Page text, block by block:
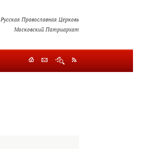
Русская Православная Церковь
Московский Патриархат